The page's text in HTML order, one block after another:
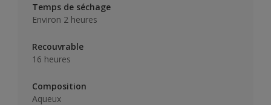
Temps de séchage
Environ 2 heures
Recouvrable
16 heures
Composition
Aqueux